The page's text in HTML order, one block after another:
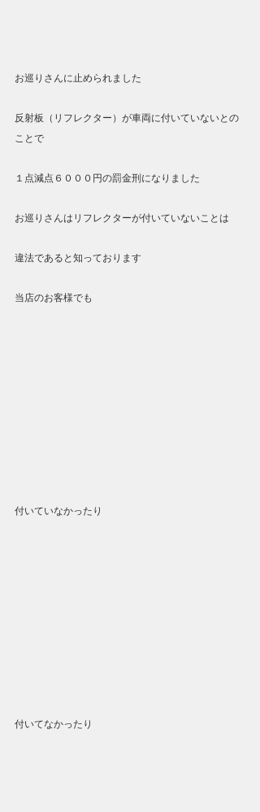
お巡りさんに止められました
反射板（リフレクター）が車両に付いていないとの
ことで
１点減点６０００円の罰金刑になりました
お巡りさんはリフレクターが付いていないことは
違法であると知っております
当店のお客様でも
付いていなかったり
付いてなかったり